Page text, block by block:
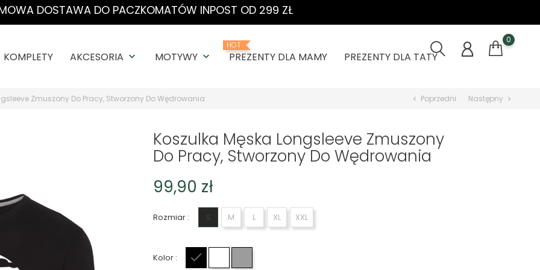
DOSTAWA DO PACZKOMATÓW INPOST OD 299 ZŁ
KOMPLETY AKCESORIA keyboard_arrow_down MOTYWY keyboard_arrow_down
HOT
PREZENTY DLA MAMY PREZENTY DLA TATY
0
Zmuszony Do Pracy, Stworzony Do Wędrowania chevron_left Poprzedni Następny chevron_right
Koszulka Męska Longsleeve Zmuszony
Do Pracy, Stworzony Do Wędrowania
99,90 zł
Rozmiar : S M L XL XXL
Kolor :